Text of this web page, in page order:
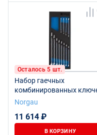
Осталось 5 шт.
Набор гаечных
комбинированных
NORGAU Industrial 12
Norgau
11 614 ₽
В КОРЗИНУ